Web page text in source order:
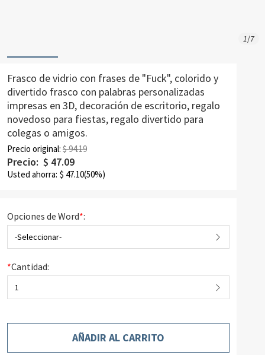
1/7
Frasco de vidrio con frases de "Fuck", colorido y
divertido frasco con palabras personalizadas
impresas en 3D, decoración de escritorio, regalo
novedoso para fiestas, regalo divertido para
colegas o amigos.
Precio original: $ 94.19
Precio: $ 47.09
Usted ahorra: $ 47.10(50%)
Opciones de Word*:
-Seleccionar-
*Cantidad:
1
AÑADIR AL CARRITO